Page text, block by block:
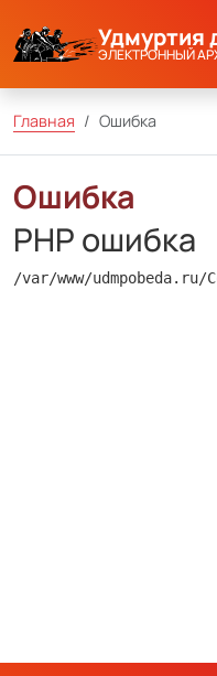
Удмуртия
ЭЛЕКТРОННЫЙ
Главная Ошибка
Ошибка
PHP ошибка
/var/www/